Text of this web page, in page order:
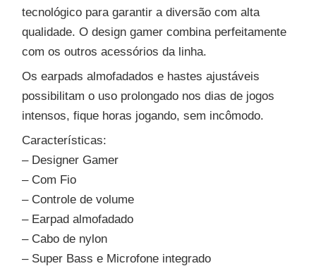
tecnológico para garantir a diversão com alta
qualidade. O design gamer combina perfeitamente
com os outros acessórios da linha.
Os earpads almofadados e hastes ajustáveis
possibilitam o uso prolongado nos dias de jogos
intensos, fique horas jogando, sem incômodo.
Características:
– Designer Gamer
– Com Fio
– Controle de volume
– Earpad almofadado
– Cabo de nylon
– Super Bass e Microfone integrado